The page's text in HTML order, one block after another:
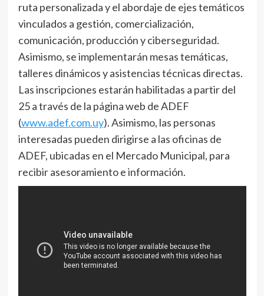
ruta personalizada y el abordaje de ejes temáticos
vinculados a gestión, comercialización,
comunicación, producción y ciberseguridad.
Asimismo, se implementarán mesas temáticas,
talleres dinámicos y asistencias técnicas directas.
Las inscripciones estarán habilitadas a partir del
25 a través de la página web de ADEF
(www.adef.com.uy). Asimismo, las personas
interesadas pueden dirigirse a las oficinas de
ADEF, ubicadas en el Mercado Municipal, para
recibir asesoramiento e información.